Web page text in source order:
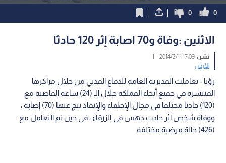
0
0
الاثنين :وفاة و70 اصابة إثر 120 حادثا
نشر :17:09 2014/2/11
|
الأردن
رؤيا - تعاملت المديرية العامة للدفاع المدني من خلال مراكزها
المنتشرة في جميع أنحاء المملكة خلال الـ (24) ساعة الماضية مع
(120) حادثا مختلفا في مجال الإطفاء والإنقاذ نتج عنها (70) إصابة ،
ووفاة شخص اثر حادث دهس في الزرقاء ، في حين تم التعامل مع
(426) حالة مرضية مختلفة .